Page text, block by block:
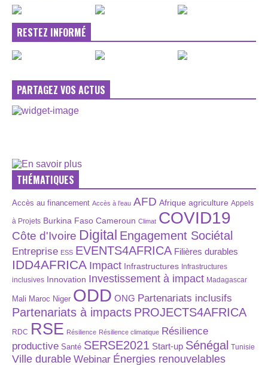
RESTEZ INFORMÉ
PARTAGEZ VOS ACTUS
THÉMATIQUES
Accès au financement Accès à l’eau AFD Afrique agriculture Appels
à Projets Burkina Faso Cameroun Climat COVID19
Côte d'Ivoire Digital Engagement Sociétal
Entreprise ESS EVENTS4AFRICA Filières durables
IDD4AFRICA Impact Infrastructures Infrastructures
inclusives Innovation Investissement à impact Madagascar
Mali Maroc Niger ODD ONG Partenariats inclusifs
Partenariats à impacts PROJECTS4AFRICA
RDC RSE Résilience Résilience climatique Résilience
productive Santé SERSE2021 Start-up Sénégal Tunisie
Ville durable Webinar Énergies renouvelables